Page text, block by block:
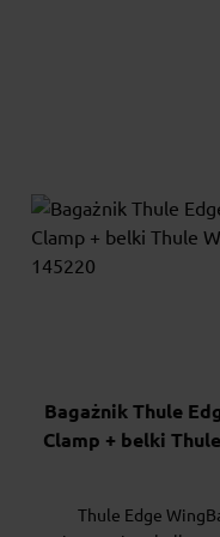
Bagażnik Thule
Clamp + belki
Thule Edge